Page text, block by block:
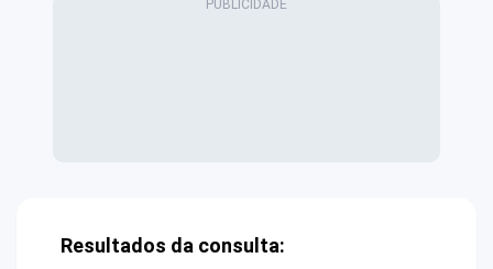
Resultados da consulta: